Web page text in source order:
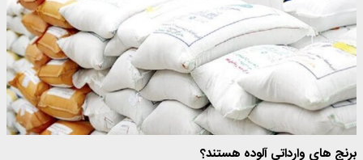
برنج های وارداتی آلوده هستند؟